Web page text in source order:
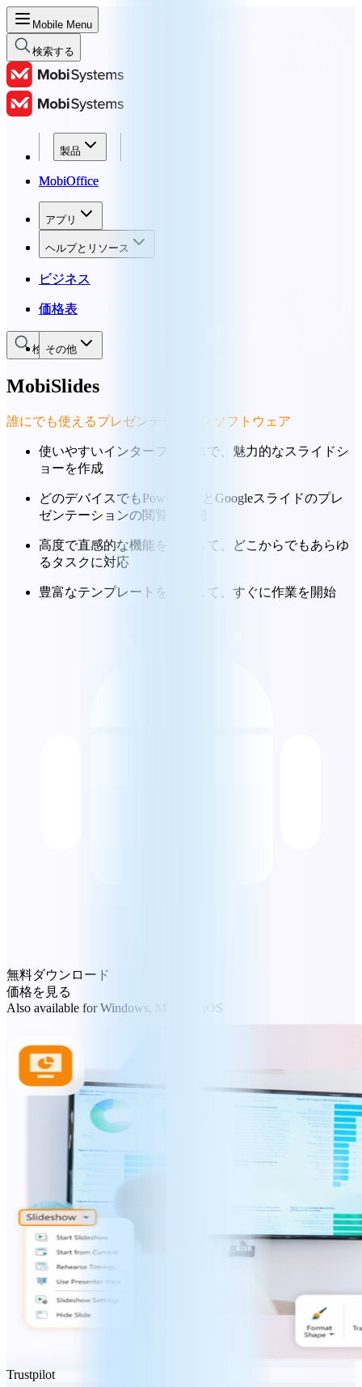
Mobile Menu
検索する
製品
MobiOffice
アプリ
ヘルプとリソース
ビジネス
価格表
その他
製品
MobiOffice
アプリ
ヘルプとリソース
ビジネス
価格表
検索する
MobiSlides
誰にでも使えるプレゼンテーションソフトウェア
使いやすいインターフェースで、魅力的なスライドシ
ョーを作成
どのデバイスでもPowerPointとGoogleスライドのプレ
ゼンテーションの閲覧が可能
高度で直感的な機能を利用して、どこからでもあらゆ
るタスクに対応
豊富なテンプレートを利用して、すぐに作業を開始
無料ダウンロード
価格を見る
Also available for Windows, Mac and iOS
Trustpilot